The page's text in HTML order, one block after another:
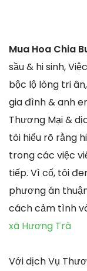
Mua Hoa Chia
sầu & hi sinh,
bộc lộ lòng tri
gia đình & anh
Thương Mại &
tôi hiểu rõ rằng
trong các việc
tiếp. Vì cố, tôi
phương án
cách cảm tình
xã Hương Trà
Với dịch Vụ